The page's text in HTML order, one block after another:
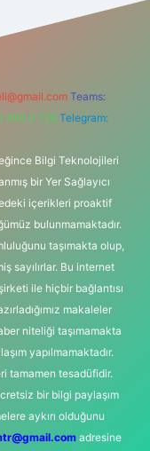
Teams:
606 0 726 Telegram:
Bilgi Teknolojileri
bir Yer Sağlayıcı
içerikleri proaktif
bulunmamaktadır.
taşımakta olup,
sayılırlar. Bu internet
ile hiçbir bağlantısı
makaleler
niteliği taşımamakta
yapılmamaktadır.
tamamen tesadüfidir.
bir bilgi paylaşım
aykırı olduğunu
adresine